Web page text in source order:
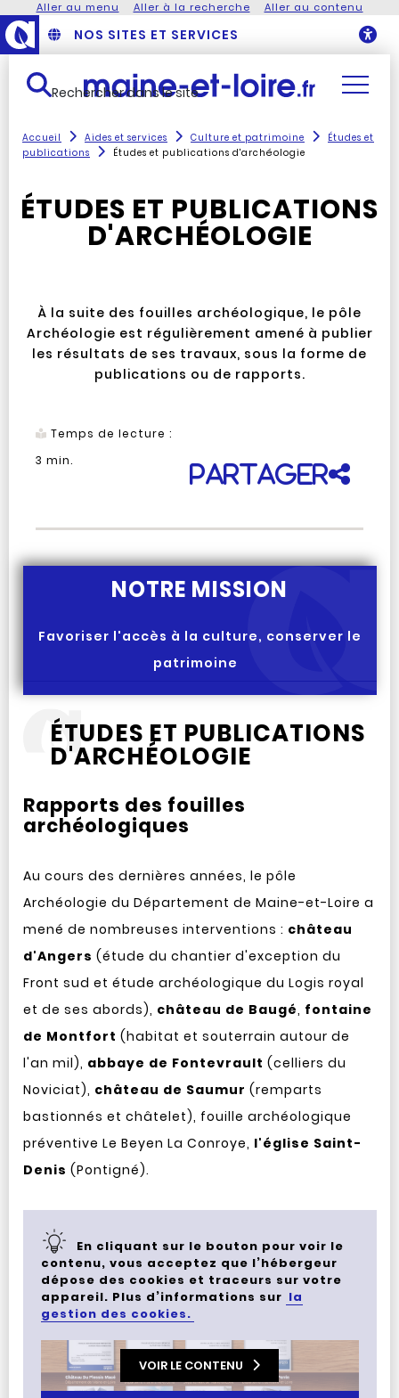
Aller au menu Aller à la recherche Aller au contenu
NOS SITES ET SERVICES
Rechercher dans le site
Accueil Aides et services Culture et patrimoine
Études et
publications
Études et publications d'archéologie
ÉTUDES ET PUBLICATIONS
D'ARCHÉOLOGIE
À la suite des fouilles archéologique, le pôle
Archéologie est régulièrement amené à publier
les résultats de ses travaux, sous la forme de
publications ou de rapports.
Temps de lecture :
3 min.
Partager
NOTRE MISSION
Favoriser l'accès à la culture, conserver le
patrimoine
ÉTUDES ET PUBLICATIONS
D'ARCHÉOLOGIE
Rapports des fouilles
archéologiques
Au cours des dernières années, le pôle
Archéologie du Département de Maine-et-Loire a
mené de nombreuses interventions : château
d'Angers (étude du chantier d'exception du
Front sud et étude archéologique du Logis royal
et de ses abords), château de Baugé, fontaine
de Montfort (habitat et souterrain autour de
l'an mil), abbaye de Fontevrault (celliers du
Noviciat), château de Saumur (remparts
bastionnés et châtelet), fouille archéologique
préventive Le Beyen La Conroye, l'église Saint-
Denis (Pontigné).
En cliquant sur le bouton pour voir le
contenu, vous acceptez que l’hébergeur
dépose des cookies et traceurs sur votre
appareil. Plus d’informations sur la
gestion des cookies.
VOIR LE CONTENU